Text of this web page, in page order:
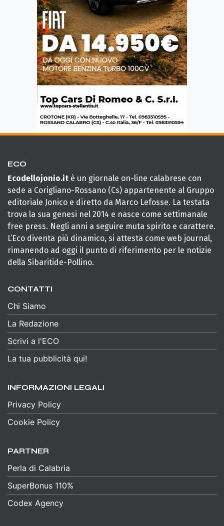
ECO
Ecodellojonio.it è un giornale on-line calabrese con
sede a Corigliano-Rossano (Cs) appartenente al Gruppo
editoriale Jonico e diretto da Marco Lefosse. La testata
trova la sua genesi nel 2014 e nasce come settimanale
free press. Negli anni a seguire muta spirito e carattere.
L’Eco diventa più dinamico, si attesta come web journal,
rimanendo ad oggi il punto di riferimento per le notizie
della Sibaritide-Pollino.
CONTATTI
Chi Siamo
La Redazione
Scrivi a l'ECO
La tua pubblicità qui!
INFORMAZIONI LEGALI
Privacy Policy
Cookie Policy
PARTNER
Perla di Calabria
SuperBonus 110%
Codex Agency